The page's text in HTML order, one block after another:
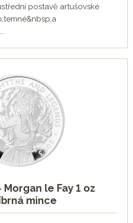
postavě artušovské
le Fay 1 oz
mince